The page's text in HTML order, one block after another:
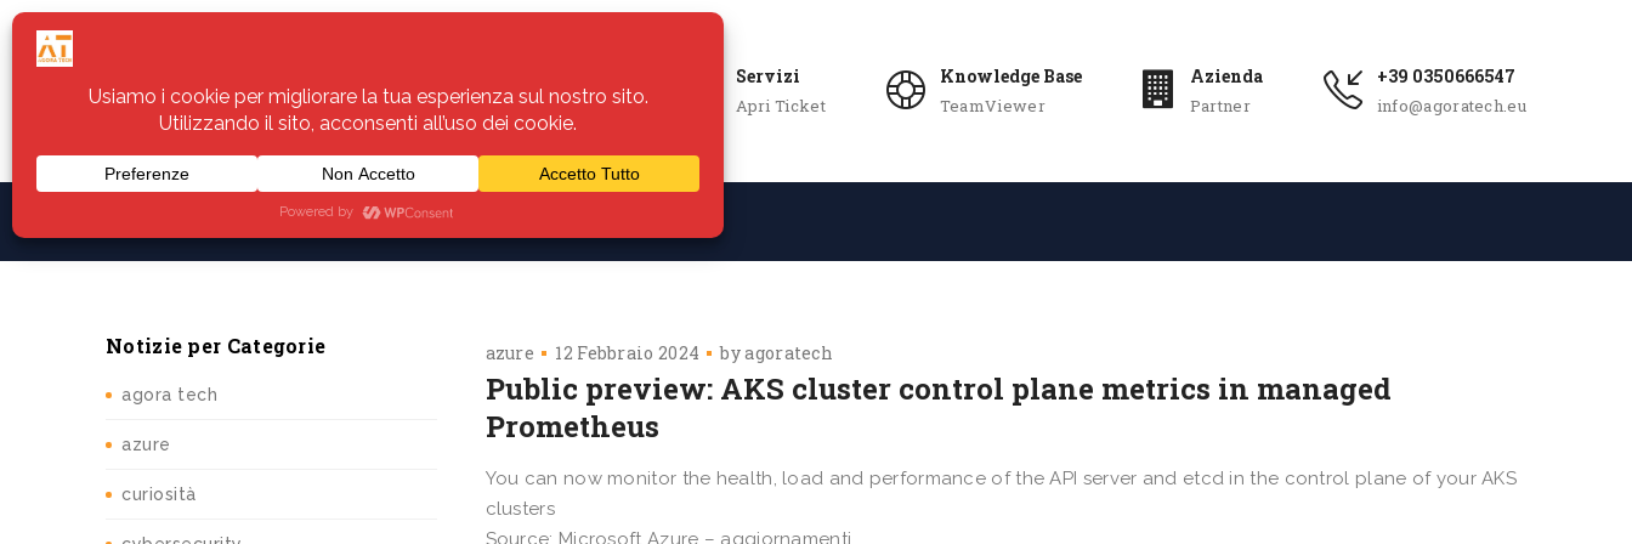
Servizi
Apri Ticket
Knowledge Base
TeamViewer
Azienda
Partner
+39 0350666547
info@agoratech.eu
Assistenza
Notizie per Categorie
agora tech
azure
curiosità
azure 12 Febbraio 2024 byagoratech
Public preview: AKS cluster control plane metrics in managed
Prometheus
You can now monitor the health, load and performance of the API server and etcd in the control plane of your AKS
clusters
Source: Microsoft Azure – aggiornamenti